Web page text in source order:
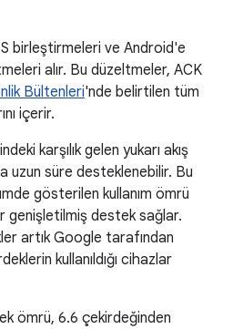
birleştirmeleri ve Android'e
alır. Bu düzeltmeler, ACK
Bültenleri'nde belirtilen tüm
içerir.
karşılık gelen yukarı akış
uzun süre desteklenebilir. Bu
gösterilen kullanım ömrü
genişletilmiş destek sağlar.
artık Google tarafından
kullanıldığı cihazlar
ömrü, 6.6 çekirdeğinden